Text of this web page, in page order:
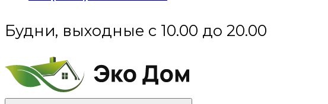
Будни, выходные с 10.00 до 20.00